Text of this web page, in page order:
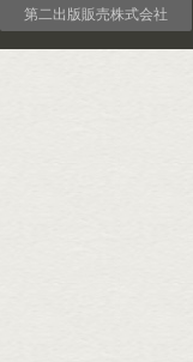
第二出版販売株式会社